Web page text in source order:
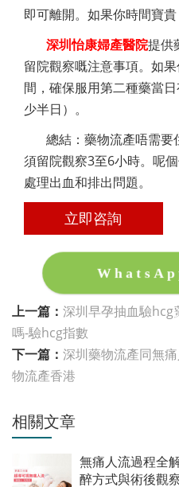
即可離開。如果你時間寶貴
深圳怡康婦產醫院提供
留院觀察嘅注意事項。如
間，確保服用第二種藥當
少半日）。
總結：藥物流產唔需
須留院觀察3至6小時。呢
處理出血和排出問題。
立即咨詢
上一篇： 深圳早孕抽血驗hcg
嗎-驗hcg指數
下一篇： 深圳藥物流產同無
物流產香港
相關文章
無痛人流過程全
醉方式與術後觀